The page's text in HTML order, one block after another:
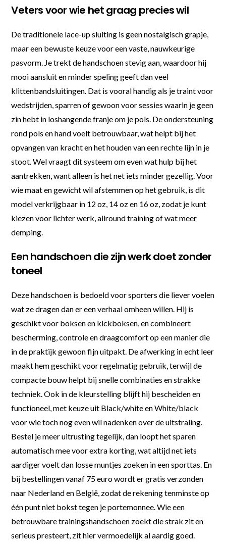
Veters voor wie het graag precies wil
De traditionele lace-up sluiting is geen nostalgisch grapje,
maar een bewuste keuze voor een vaste, nauwkeurige
pasvorm. Je trekt de handschoen stevig aan, waardoor hij
mooi aansluit en minder speling geeft dan veel
klittenbandsluitingen. Dat is vooral handig als je traint voor
wedstrijden, sparren of gewoon voor sessies waarin je geen
zin hebt in loshangende franje om je pols. De ondersteuning
rond pols en hand voelt betrouwbaar, wat helpt bij het
opvangen van kracht en het houden van een rechte lijn in je
stoot. Wel vraagt dit systeem om even wat hulp bij het
aantrekken, want alleen is het net iets minder gezellig. Voor
wie maat en gewicht wil afstemmen op het gebruik, is dit
model verkrijgbaar in 12 oz, 14 oz en 16 oz, zodat je kunt
kiezen voor lichter werk, allround training of wat meer
demping.
Een handschoen die zijn werk doet zonder
toneel
Deze handschoen is bedoeld voor sporters die liever voelen
wat ze dragen dan er een verhaal omheen willen. Hij is
geschikt voor boksen en kickboksen, en combineert
bescherming, controle en draagcomfort op een manier die
in de praktijk gewoon fijn uitpakt. De afwerking in echt leer
maakt hem geschikt voor regelmatig gebruik, terwijl de
compacte bouw helpt bij snelle combinaties en strakke
techniek. Ook in de kleurstelling blijft hij bescheiden en
functioneel, met keuze uit Black/white en White/black
voor wie toch nog even wil nadenken over de uitstraling.
Bestel je meer uitrusting tegelijk, dan loopt het sparen
automatisch mee voor extra korting, wat altijd net iets
aardiger voelt dan losse muntjes zoeken in een sporttas. En
bij bestellingen vanaf 75 euro wordt er gratis verzonden
naar Nederland en België, zodat de rekening tenminste op
één punt niet bokst tegen je portemonnee. Wie een
betrouwbare trainingshandschoen zoekt die strak zit en
serieus presteert, zit hier vermoedelijk al aardig goed.